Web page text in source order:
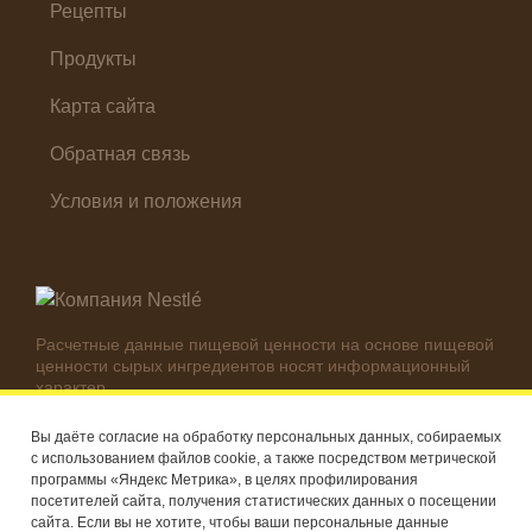
Холодные закуски
Рецепты
Продукты
Карта сайта
Обратная связь
Условия и положения
Расчетные данные пищевой ценности на основе пищевой
ценности сырых ингредиентов носят информационный
характер.
используемых ингредиентов.
© Компания Nestlé, 2026 г. Все права защищены
®Владелец товарных знаков: Société des Produits Nestlé S.A.
Вы даёте согласие на обработку персональных данных, собираемых
с использованием файлов cookie, а также посредством метрической
программы «Яндекс Метрика», в целях профилирования
посетителей сайта, получения статистических данных о посещении
сайта. Если вы не хотите, чтобы ваши персональные данные